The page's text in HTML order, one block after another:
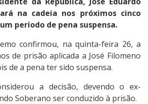
na cadeia nos próximos cinco
período de pena suspensa.
confirmou, na quinta-feira 26, a
de prisão aplicada a José Filomeno
de a pena ter sido suspensa.
a decisão, devendo o ex-
Soberano ser conduzido à prisão.